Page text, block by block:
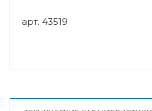
арт. 43519